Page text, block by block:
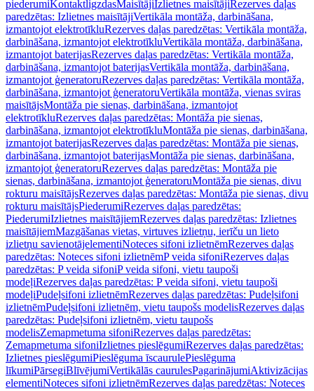
piederumiKontaktligzdasMaisītājiIzlietnes maisītājiRezerves daļas
paredzētas: Izlietnes maisītājiVertikāla montāža, darbināšana,
izmantojot elektrotīkluRezerves daļas paredzētas: Vertikāla montāža,
darbināšana, izmantojot elektrotīkluVertikāla montāža, darbināšana,
izmantojot baterijasRezerves daļas paredzētas: Vertikāla montāža,
darbināšana, izmantojot baterijasVertikāla montāža, darbināšana,
izmantojot ģeneratoruRezerves daļas paredzētas: Vertikāla montāža,
darbināšana, izmantojot ģeneratoruVertikāla montāža, vienas sviras
maisītājsMontāža pie sienas, darbināšana, izmantojot
elektrotīkluRezerves daļas paredzētas: Montāža pie sienas,
darbināšana, izmantojot elektrotīkluMontāža pie sienas, darbināšana,
izmantojot baterijasRezerves daļas paredzētas: Montāža pie sienas,
darbināšana, izmantojot baterijasMontāža pie sienas, darbināšana,
izmantojot ģeneratoruRezerves daļas paredzētas: Montāža pie
sienas, darbināšana, izmantojot ģeneratoruMontāža pie sienas, divu
rokturu maisītājsRezerves daļas paredzētas: Montāža pie sienas, divu
rokturu maisītājsPiederumiRezerves daļas paredzētas:
PiederumiIzlietnes maisītājiemRezerves daļas paredzētas: Izlietnes
maisītājiemMazgāšanas vietas, virtuves izlietņu, ierīču un lieto
izlietņu savienotājelementiNoteces sifoni izlietnēmRezerves daļas
paredzētas: Noteces sifoni izlietnēmP veida sifoniRezerves daļas
paredzētas: P veida sifoniP veida sifoni, vietu taupoši
modeļiRezerves daļas paredzētas: P veida sifoni, vietu taupoši
modeļiPudeļsifoni izlietnēmRezerves daļas paredzētas: Pudeļsifoni
izlietnēmPudeļsifoni izlietnēm, vietu taupošs modelisRezerves daļas
paredzētas: Pudeļsifoni izlietnēm, vietu taupošs
modelisZemapmetuma sifoniRezerves daļas paredzētas:
Zemapmetuma sifoniIzlietnes pieslēgumiRezerves daļas paredzētas:
Izlietnes pieslēgumiPieslēguma īscaurulePieslēguma
līkumiPārsegiBlīvējumiVertikālās caurulesPagarinājumiAktivizācijas
elementiNoteces sifoni izlietnēmRezerves daļas paredzētas: Noteces